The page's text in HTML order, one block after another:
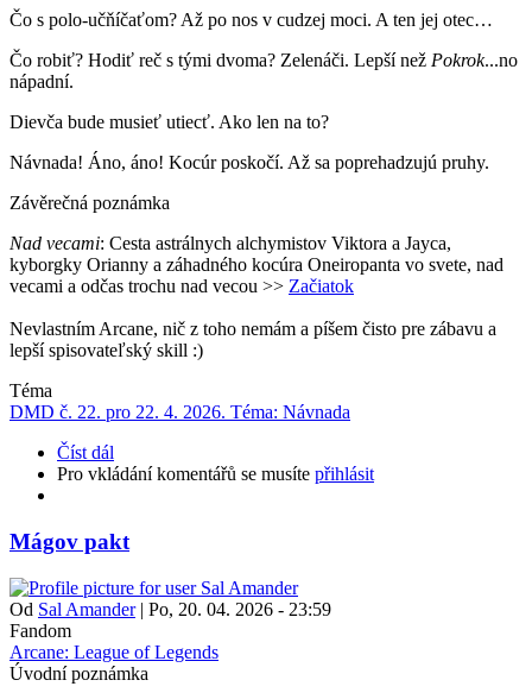
Čo s polo-učňíčaťom? Až po nos v cudzej moci. A ten jej otec…
Čo robiť? Hodiť reč s tými dvoma? Zelenáči. Lepší než Pokrok...no
nápadní.
Dievča bude musieť utiecť. Ako len na to?
Návnada! Áno, áno! Kocúr poskočí. Až sa poprehadzujú pruhy.
Závěrečná poznámka
Nad vecami: Cesta astrálnych alchymistov Viktora a Jayca,
kyborgky Orianny a záhadného kocúra Oneiropanta vo svete, nad
vecami a odčas trochu nad vecou >> Začiatok
Nevlastním Arcane, nič z toho nemám a píšem čisto pre zábavu a
lepší spisovateľský skill :)
Téma
DMD č. 22. pro 22. 4. 2026. Téma: Návnada
Číst dál
Pro vkládání komentářů se musíte přihlásit
Mágov pakt
Od Sal Amander| Po, 20. 04. 2026 - 23:59
Fandom
Arcane: League of Legends
Úvodní poznámka